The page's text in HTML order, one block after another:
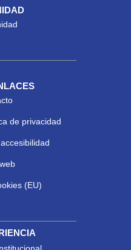
de privacidad
(EU)